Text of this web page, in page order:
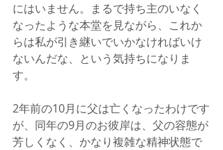
にはいません。まるで持ち主のいなく
なったような本堂を見ながら、これか
らは私が引き継いでいかなければいけ
ないんだな、という気持ちになりま
す。
2年前の10月に父は亡くなったわけです
が、同年の9月のお彼岸は、父の容態が
芳しくなく、かなり複雑な精神状態で